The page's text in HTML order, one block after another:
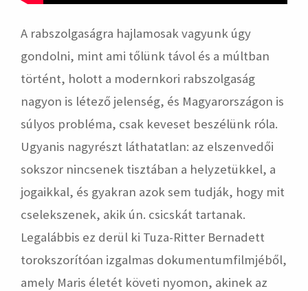
A rabszolgaságra hajlamosak vagyunk úgy
gondolni, mint ami tőlünk távol és a múltban
történt, holott a modernkori rabszolgaság
nagyon is létező jelenség, és Magyarországon is
súlyos probléma, csak keveset beszélünk róla.
Ugyanis nagyrészt láthatatlan: az elszenvedői
sokszor nincsenek tisztában a helyzetükkel, a
jogaikkal, és gyakran azok sem tudják, hogy mit
cselekszenek, akik ún. csicskát tartanak.
Legalábbis ez derül ki Tuza-Ritter Bernadett
torokszorítóan izgalmas dokumentumfilmjéből,
amely Maris életét követi nyomon, akinek az